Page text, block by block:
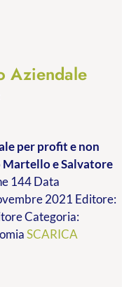
Aziendale
per profit e non
Martello e Salvatore
144 Data
2021 Editore:
Categoria:
SCARICA